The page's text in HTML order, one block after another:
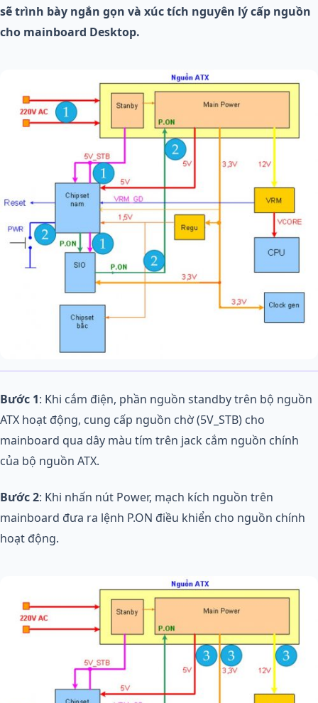
sẽ trình bày ngắn gọn và xúc tích nguyên lý cấp nguồn
cho mainboard Desktop.
Bước 1: Khi cắm điện, phần nguồn standby trên bộ nguồn
ATX hoạt động, cung cấp nguồn chờ (5V_STB) cho
mainboard qua dây màu tím trên jack cắm nguồn chính
của bộ nguồn ATX.
Bước 2: Khi nhấn nút Power, mạch kích nguồn trên
mainboard đưa ra lệnh P.ON điều khiển cho nguồn chính
hoạt động.